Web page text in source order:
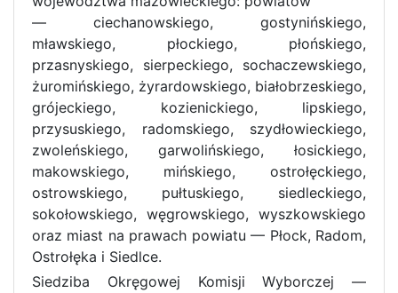
— ciechanowskiego, gostynińskiego,
mławskiego, płockiego, płońskiego,
przasnyskiego, sierpeckiego, sochaczewskiego,
żuromińskiego, żyrardowskiego, białobrzeskiego,
grójeckiego, kozienickiego, lipskiego,
przysuskiego, radomskiego, szydłowieckiego,
zwoleńskiego, garwolińskiego, łosickiego,
makowskiego, mińskiego, ostrołęckiego,
ostrowskiego, pułtuskiego, siedleckiego,
sokołowskiego, węgrowskiego, wyszkowskiego
oraz miast na prawach powiatu — Płock, Radom,
Ostrołęka i Siedlce.
Siedziba Okręgowej Komisji Wyborczej —